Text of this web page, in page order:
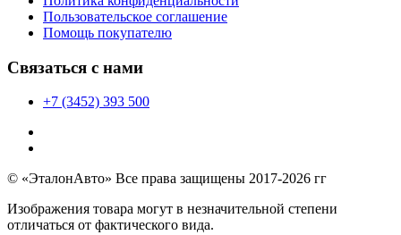
Пользовательское соглашение
Помощь покупателю
Связаться с нами
+7 (3452) 393 500
© «ЭталонАвто» Все права защищены 2017-2026 гг
Изображения товара могут в незначительной степени
отличаться от фактического вида.